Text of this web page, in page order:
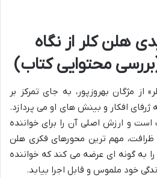
هلن کلر از نگاه
محتوایی کتاب)
مژگان بهروزپور، به جای تمرکز بر
ژرفای افکار و بینش های او می پردازد.
و ارزش اصلی آن را برای خواننده
ظرافت، مهم ترین محورهای فکری هلن
را به گونه ای عرضه می کند که خواننده
خود ملموس و قابل اجرا بیابد.